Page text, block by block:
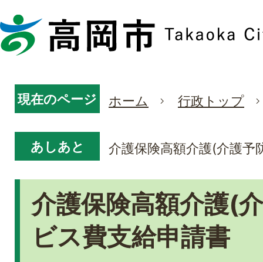
現在のページ ホーム 行政トップ
あしあと 介護保険高額介護(介護予
介護保険高額介護(
ビス費支給申請書